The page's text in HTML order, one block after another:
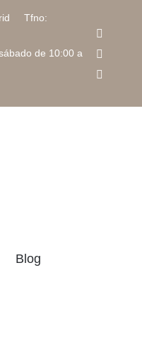
Tfno:
de 10:00 a
Blog